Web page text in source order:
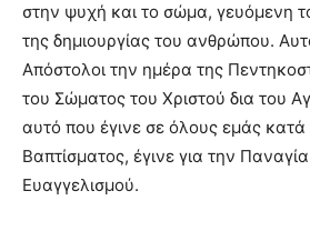
στην ψυχή και το σώμα, γευόμενη
της δημιουργίας του ανθρώπου.
Απόστολοι την ημέρα της
του Σώματος του Χριστού δια του
αυτό που έγινε σε όλους εμάς
Βαπτίσματος, έγινε για την
Ευαγγελισμού.